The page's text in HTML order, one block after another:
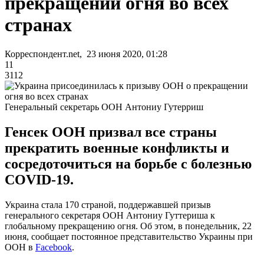
странах
Корреспондент.net, 23 июня 2020, 01:28
11
3112
Генеральный секретарь ООН Антониу Гутерриш
Генсек ООН призвал все страны
прекратить военные конфликты и
сосредоточиться на борьбе с болезнью
COVID-19.
Украина стала 170 страной, поддержавшей призыв
генерального секретаря ООН Антониу Гуттериша к
глобальному прекращению огня. Об этом, в понедельник, 22
июня, сообщает постоянное представительство Украины при
ООН в Facebook.